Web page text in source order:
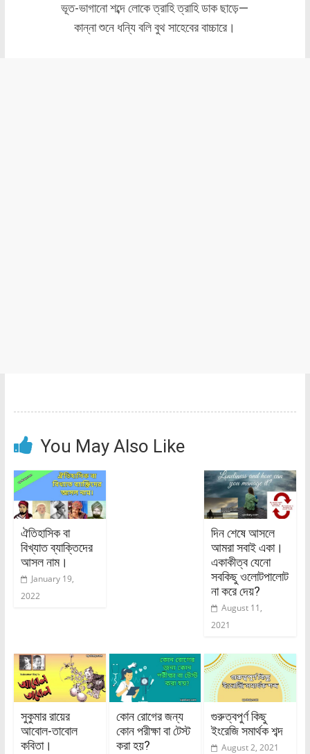
ভূত-ভাগানো শব্দে লোকে ত্রাহি ত্রাহি ডাক ছাড়ে—
কান্না শুনে ধন্যি বলি বুথ সাহেবের বাচ্চারে।
You May Also Like
ঐতিহাসিক বা
বিখ্যাত ব্যাক্তিদের
আসল নাম।
January 19,
2022
দিন শেষে আসলে
আমরা সবাই একা।
একাকীত্ব যেনো
সবকিছু ওলোটপালোট
না করে দেয়?
August 11,
2021
সুকুমার রায়ের
আবোল-তাবোল
কবিতা।
কোন রোগের জন্য
কোন পরীক্ষা বা টেস্ট
করা হয়?
গুরুত্বপুর্ণ কিছু
ইংরেজি সমার্থক শব্দ
August 2, 2021